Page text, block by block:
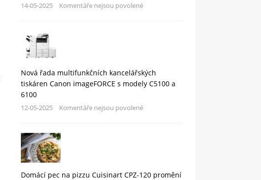
14-05-2025 Komentáře nejsou povolené
Nová řada multifunkčních kancelářských
tiskáren Canon imageFORCE s modely C5100 a
6100
12-05-2025 Komentáře nejsou povolené
Domácí pec na pizzu Cuisinart CPZ-120 promění